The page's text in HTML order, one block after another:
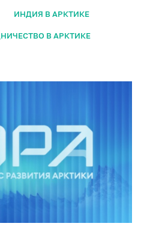
ИНДИЯ В АРКТИКЕ
В АРКТИКЕ